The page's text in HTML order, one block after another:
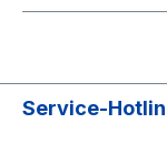
Service-